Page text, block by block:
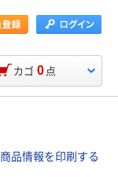
カゴ 0 点
商品情報を印刷する